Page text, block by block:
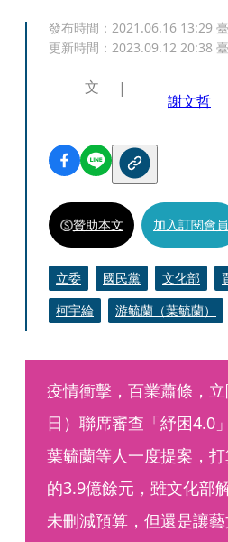
發布時間： 2021.06.16 13:29
更新時間： 2023.09.12 20:38
文
謝文哲
贊助本文 加入訂閱會員
立委 國民黨 文化部
柯宇綸
游毓蘭（葉毓蘭）
疫情衝擊，百業蕭條，
日）聯席審查「紓困4.0
葉毓蘭等人一度提案，
的3.9億餘元，雖文化部
未刪減預算，但還是讓